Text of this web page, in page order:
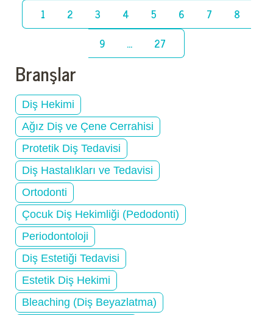
1 2 3 4 5 6 7
8
9
... 27
Branşlar
Diş Hekimi
Ağız Diş ve Çene Cerrahisi
Protetik Diş Tedavisi
Diş Hastalıkları ve Tedavisi
Ortodonti
Çocuk Diş Hekimliği (Pedodonti)
Periodontoloji
Diş Estetiği Tedavisi
Estetik Diş Hekimi
Bleaching (Diş Beyazlatma)